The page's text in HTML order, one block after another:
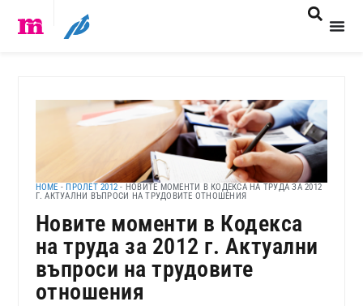
HOME - ПРОЛЕТ 2012 - НОВИТЕ МОМЕНТИ В КОДЕКСА НА ТРУДА ЗА 2012
Г. АКТУАЛНИ ВЪПРОСИ НА ТРУДОВИТЕ ОТНОШЕНИЯ
Новите моменти в Кодекса
на труда за 2012 г. Актуални
въпроси на трудовите
отношения